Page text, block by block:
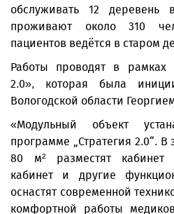
обслуживать 12
проживают около 310
пациентов ведётся в старом
Работы проводят в рамках
2.0», которая была
Вологодской области
«Модульный объект
программе „Стратегия 2.0“.
80 м² разместят кабинет
кабинет и другие
оснастят современной
комфортной работы